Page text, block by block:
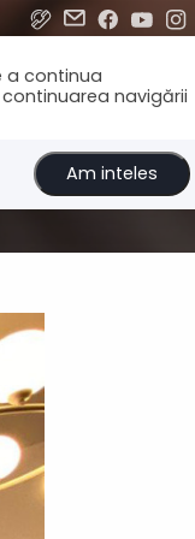
a continua
navigării
Am inteles